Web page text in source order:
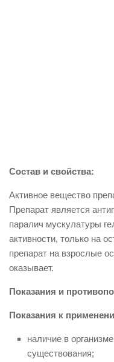
Состав и свойства:
Активное вещество
Препарат является
паралич мускулатуры
активности, только на
препарат на взрослые
оказывает.
Показания и
Показания к
наличие в
существования;